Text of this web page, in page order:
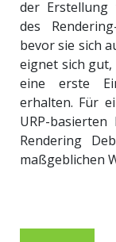
der Erstellung
des
bevor sie sich
eignet sich
eine erste
erhalten. Für
URP-
Rendering
maßgeblichen